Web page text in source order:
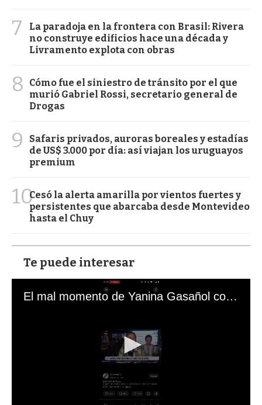
7
La paradoja en la frontera con Brasil: Rivera
no construye edificios hace una década y
Livramento explota con obras
8
Cómo fue el siniestro de tránsito por el que
murió Gabriel Rossi, secretario general de
Drogas
9
Safaris privados, auroras boreales y estadías
de US$ 3.000 por día: así viajan los uruguayos
premium
10Cesó la alerta amarilla por vientos fuertes y
persistentes que abarcaba desde Montevideo
hasta el Chuy
Te puede interesar
El mal momento de Yanina Gasañol con un hincha argentino en "Subrayado"